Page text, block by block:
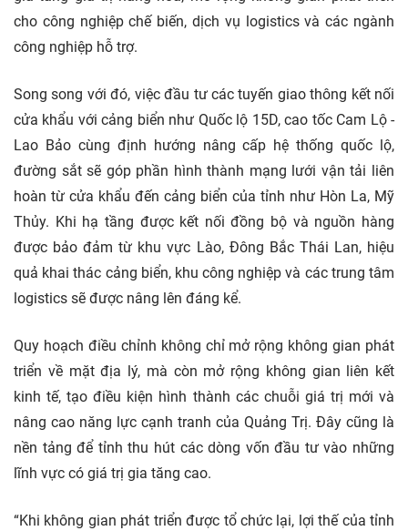
cho công nghiệp chế biến, dịch vụ logistics và các ngành
công nghiệp hỗ trợ.
Song song với đó, việc đầu tư các tuyến giao thông kết nối
cửa khẩu với cảng biển như Quốc lộ 15D, cao tốc Cam Lộ -
Lao Bảo cùng định hướng nâng cấp hệ thống quốc lộ,
đường sắt sẽ góp phần hình thành mạng lưới vận tải liên
hoàn từ cửa khẩu đến cảng biển của tỉnh như Hòn La, Mỹ
Thủy. Khi hạ tầng được kết nối đồng bộ và nguồn hàng
được bảo đảm từ khu vực Lào, Đông Bắc Thái Lan, hiệu
quả khai thác cảng biển, khu công nghiệp và các trung tâm
logistics sẽ được nâng lên đáng kể.
Quy hoạch điều chỉnh không chỉ mở rộng không gian phát
triển về mặt địa lý, mà còn mở rộng không gian liên kết
kinh tế, tạo điều kiện hình thành các chuỗi giá trị mới và
nâng cao năng lực cạnh tranh của Quảng Trị. Đây cũng là
nền tảng để tỉnh thu hút các dòng vốn đầu tư vào những
lĩnh vực có giá trị gia tăng cao.
“Khi không gian phát triển được tổ chức lại, lợi thế của tỉnh